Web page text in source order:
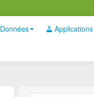
Données Applications